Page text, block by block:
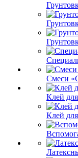
Смеси
Клей
Клей